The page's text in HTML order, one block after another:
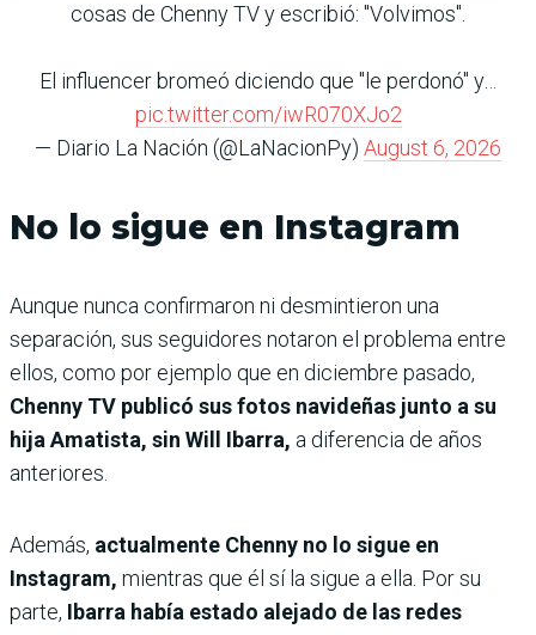
cosas de Chenny TV y escribió: "Volvimos".
El influencer bromeó diciendo que "le perdonó" y…
pic.twitter.com/iwR070XJo2
— Diario La Nación (@LaNacionPy) August 6, 2026
No lo sigue en Instagram
Aunque nunca confirmaron ni desmintieron una
separación, sus seguidores notaron el problema entre
ellos, como por ejemplo que en diciembre pasado,
Chenny TV publicó sus fotos navideñas junto a su
hija Amatista, sin Will Ibarra, a diferencia de años
anteriores.
Además, actualmente Chenny no lo sigue en
Instagram, mientras que él sí la sigue a ella. Por su
parte, Ibarra había estado alejado de las redes